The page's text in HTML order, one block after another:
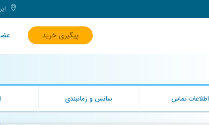
پیگیری خرید
اطلاعات تماس سانس و زمانبندی